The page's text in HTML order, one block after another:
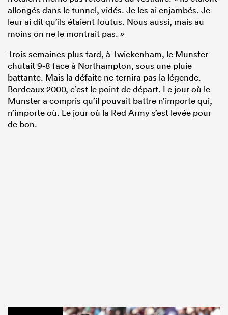
allongés dans le tunnel, vidés. Je les ai enjambés. Je
leur ai dit qu’ils étaient foutus. Nous aussi, mais au
moins on ne le montrait pas. »
Trois semaines plus tard, à Twickenham, le Munster
chutait 9-8 face à Northampton, sous une pluie
battante. Mais la défaite ne ternira pas la légende.
Bordeaux 2000, c’est le point de départ. Le jour où le
Munster a compris qu’il pouvait battre n’importe qui,
n’importe où. Le jour où la Red Army s’est levée pour
de bon.